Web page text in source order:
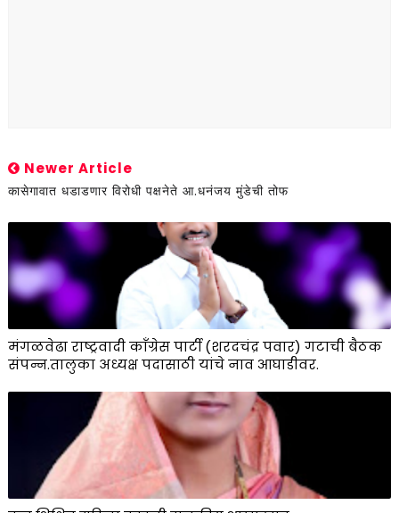
Newer Article
कासेगावात धडाडणार विरोधी पक्षनेते आ.धनंजय मुंडेची तोफ
मंगळवेढा राष्ट्रवादी काँग्रेस पार्टी (शरदचंद्र पवार) गटाची बैठक
संपन्न.तालुका अध्यक्ष पदासाठी यांचे नाव आघाडीवर.